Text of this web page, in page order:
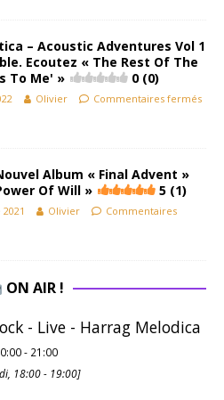
– Acoustic Adventures Vol 1
Ecoutez « The Rest Of The
To Me' »
0 (0)
Olivier Commentaires fermés
Album « Final Advent »
Of Will »
5 (1)
Olivier
Commentaires
ON AIR !
- Live - Harrag Melodica
- 21:00
18:00- 19:00]